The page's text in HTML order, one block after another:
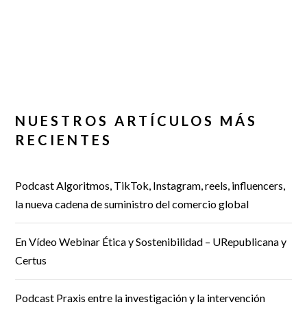
NUESTROS ARTÍCULOS MÁS
RECIENTES
Podcast Algoritmos, TikTok, Instagram, reels, influencers,
la nueva cadena de suministro del comercio global
En Vídeo Webinar Ética y Sostenibilidad – URepublicana y
Certus
Podcast Praxis entre la investigación y la intervención